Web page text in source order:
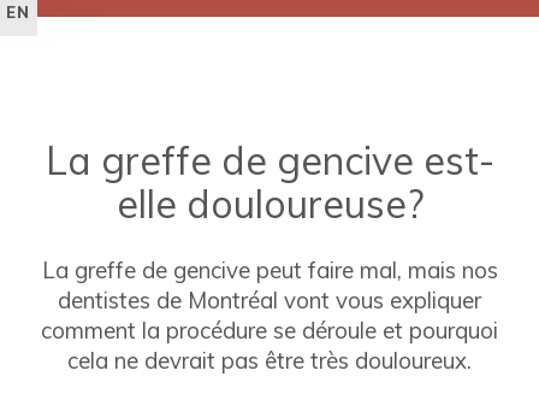
EN
La greffe de gencive est-
elle douloureuse?
La greffe de gencive peut faire mal, mais nos
dentistes de Montréal vont vous expliquer
comment la procédure se déroule et pourquoi
cela ne devrait pas être très douloureux.